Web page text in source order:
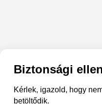
Biztonsági
Kérlek, igazold, hogy
betöltődik.